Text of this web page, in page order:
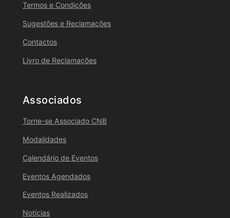
Termos e Condições
Sugestões e Reclamações
Contactos
Livro de Reclamações
Associados
Torne-se Associado CNB
Modalidades
Calendário de Eventos
Eventos Agendados
Eventos Realizados
Notícias